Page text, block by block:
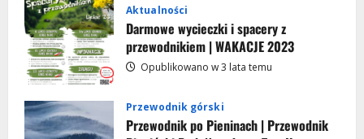
Darmowe
wycieczki
spacery
z
przewodnikiem
nad
Dunajcem
2024
Aktualności
Darmowe wycieczki i spacery z
przewodnikiem | WAKACJE 2023
Opublikowano w 3 lata temu
Przewodnik górski
Przewodnik po Pieninach | Przewodnik
2
przewodnikiem | WAKACJE 2023
Opublikowano w 3 lata temu
Najpopularniejsze atrakcje w Pieninach
wraz z cenami wstępów (2023)